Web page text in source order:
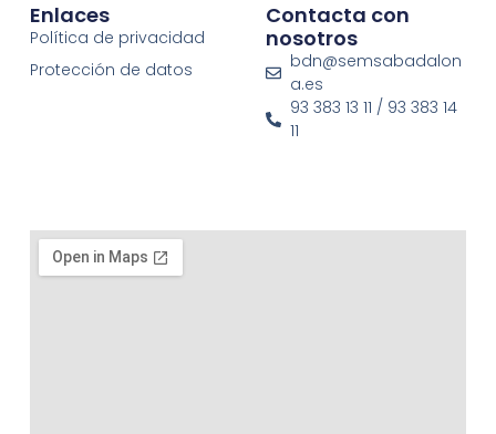
Enlaces
Política de privacidad
Protección de datos
Contacta con
nosotros
bdn@semsabadalon
a.es
93 383 13 11 / 93 383 14
11